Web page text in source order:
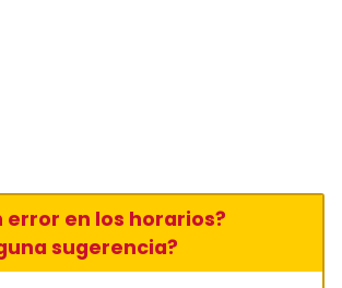
error en los horarios?
sugerencia?